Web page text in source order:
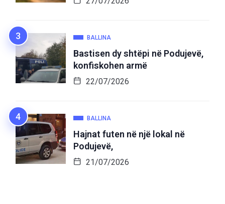
BALLINA
Bastisen dy shtëpi në Podujevë,
konfiskohen armë
22/07/2026
BALLINA
Hajnat futen në një lokal në
Podujevë,
21/07/2026